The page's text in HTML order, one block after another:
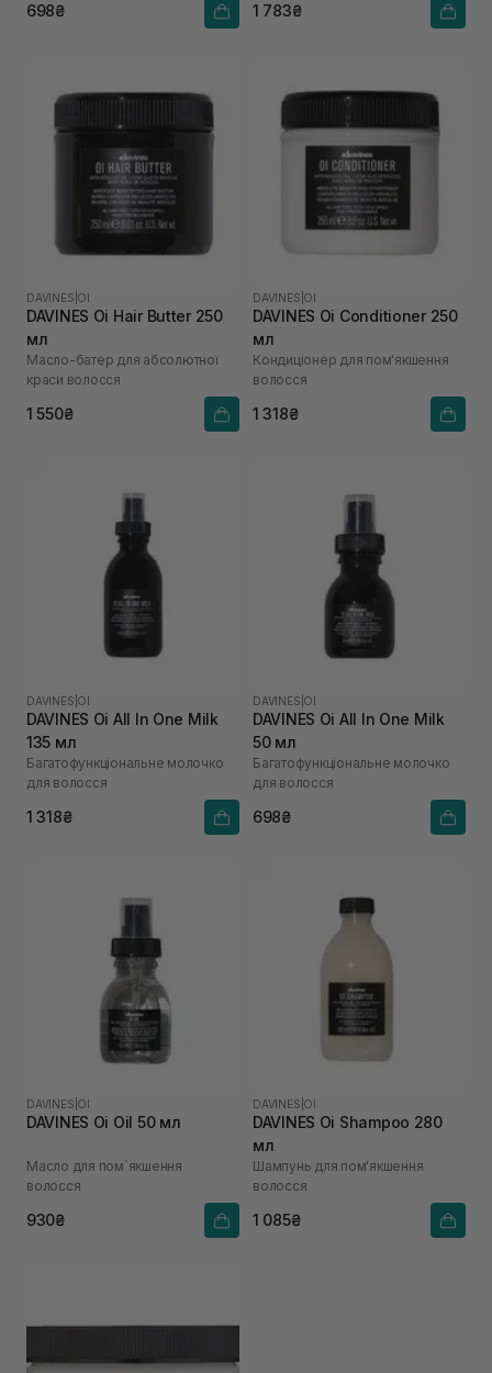
698₴ 1 783₴
DAVINES OI
DAVINES Oi Hair Butter 250
мл
Масло-батер для абсолютної
краси волосся
1 550₴
DAVINES OI
DAVINES Oi Conditioner 250
мл
Кондиціонер для пом'якшення
волосся
1 318₴
DAVINES OI
DAVINES Oi All In One Milk
135 мл
Багатофункціональне молочко
для волосся
1 318₴
DAVINES OI
DAVINES Oi All In One Milk
50 мл
Багатофункціональне молочко
для волосся
698₴
DAVINES OI
DAVINES Oi Oil 50 мл
Масло для пом`якшення
волосся
930₴
DAVINES OI
DAVINES Oi Shampoo 280
мл
Шампунь для пом'якшення
волосся
1 085₴